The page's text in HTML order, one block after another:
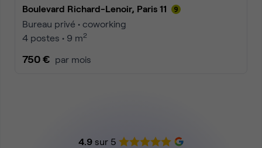
Boulevard Richard-Lenoir, Paris 11
Bureau privé • coworking
4 postes • 9 m2
750 € par mois
4.9sur 5